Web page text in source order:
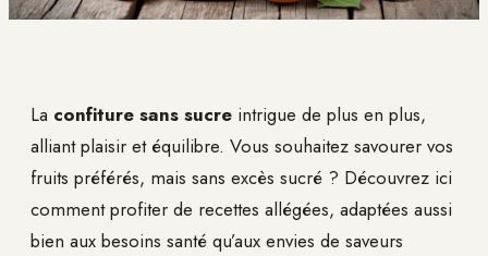
La confiture sans sucre intrigue de plus en plus,
alliant plaisir et équilibre. Vous souhaitez savourer vos
fruits préférés, mais sans excès sucré ? Découvrez ici
comment profiter de recettes allégées, adaptées aussi
bien aux besoins santé qu’aux envies de saveurs